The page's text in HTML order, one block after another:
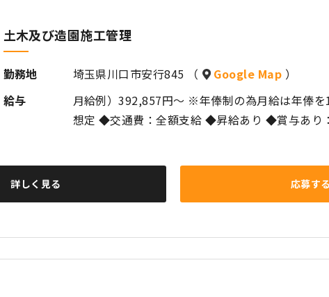
土木及び造園施工管理
勤務地 埼玉県川口市安行845 （ Google Map ）
給与
月給例）392,857円～ ※年俸制の為月給は年俸
想定 ◆交通費：全額支給 ◆昇給あり ◆賞与あり
詳しく見る 応募する